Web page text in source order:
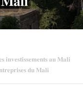
𝐢𝐧𝐯𝐞𝐬𝐭𝐢𝐬𝐬𝐞𝐦𝐞𝐧𝐭𝐬 𝐚𝐮 𝐌𝐚𝐥𝐢
𝐝𝐮 𝐌𝐚𝐥𝐢